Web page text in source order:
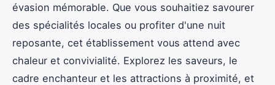
évasion mémorable. Que vous souhaitiez savourer
des spécialités locales ou profiter d'une nuit
reposante, cet établissement vous attend avec
chaleur et convivialité. Explorez les saveurs, le
cadre enchanteur et les attractions à proximité, et